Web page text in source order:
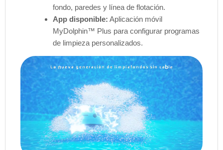
fondo, paredes y línea de flotación.
App disponible: Aplicación móvil
MyDolphin™ Plus para configurar programas
de limpieza personalizados.